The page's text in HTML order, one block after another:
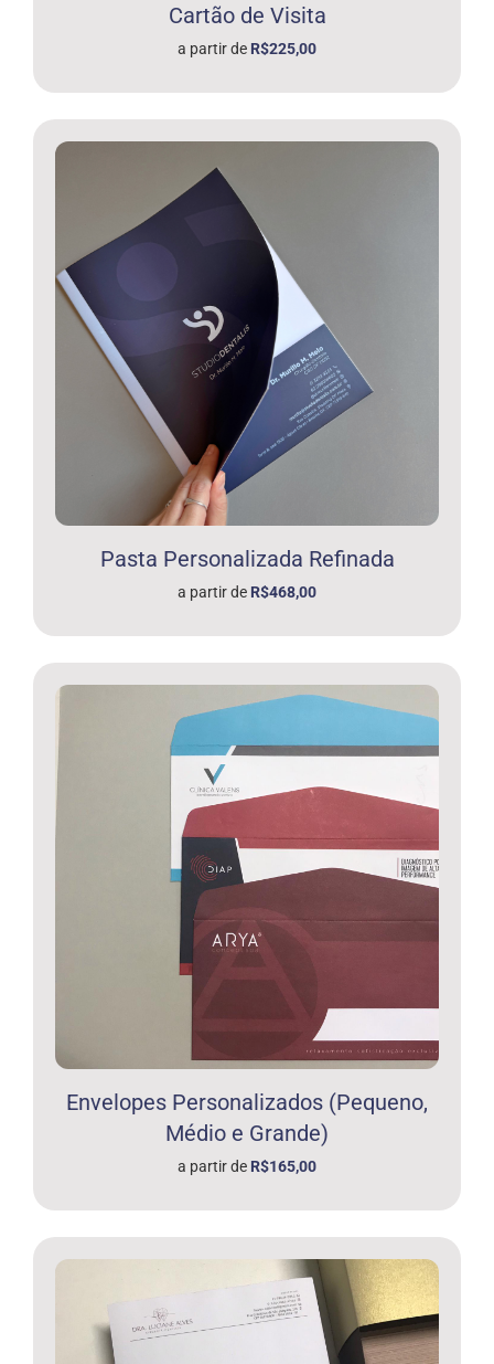
Cartão de Visita
a partir de R$225,00
Pasta Personalizada Refinada
a partir de R$468,00
Envelopes Personalizados (Pequeno,
Médio e Grande)
a partir de R$165,00